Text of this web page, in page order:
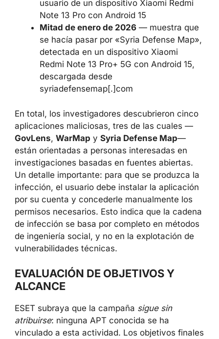
usuario de un dispositivo Xiaomi Redmi
Note 13 Pro con Android 15
Mitad de enero de 2026 — muestra que
se hacía pasar por «Syria Defense Map»,
detectada en un dispositivo Xiaomi
Redmi Note 13 Pro+ 5G con Android 15,
descargada desde
syriadefensemap[.]com
En total, los investigadores descubrieron cinco
aplicaciones maliciosas, tres de las cuales —
GovLens, WarMap y Syria Defense Map—
están orientadas a personas interesadas en
investigaciones basadas en fuentes abiertas.
Un detalle importante: para que se produzca la
infección, el usuario debe instalar la aplicación
por su cuenta y concederle manualmente los
permisos necesarios. Esto indica que la cadena
de infección se basa por completo en métodos
de ingeniería social, y no en la explotación de
vulnerabilidades técnicas.
EVALUACIÓN DE OBJETIVOS Y
ALCANCE
ESET subraya que la campaña sigue sin
atribuirse: ninguna APT conocida se ha
vinculado a esta actividad. Los objetivos finales